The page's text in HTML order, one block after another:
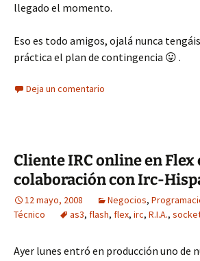
llegado el momento.
Eso es todo amigos, ojalá nunca
práctica el plan de contingencia 😛 .
Deja un comentario
Cliente IRC online en Flex
colaboración con Irc-
12 mayo, 2008 Negocios,
Técnico
as3, flash, flex, irc, R.I.A.,
Ayer lunes entró en producción uno de